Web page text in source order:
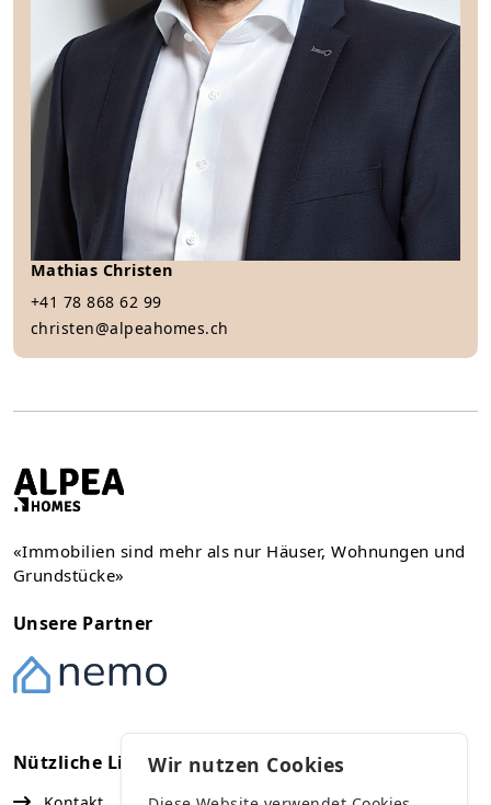
Mathias Christen
+41 78 868 62 99
christen@alpeahomes.ch
«Immobilien sind mehr als nur Häuser, Wohnungen und
Grundstücke»
Unsere Partner
Nützliche Links Kontakt
Wir nutzen Cookies